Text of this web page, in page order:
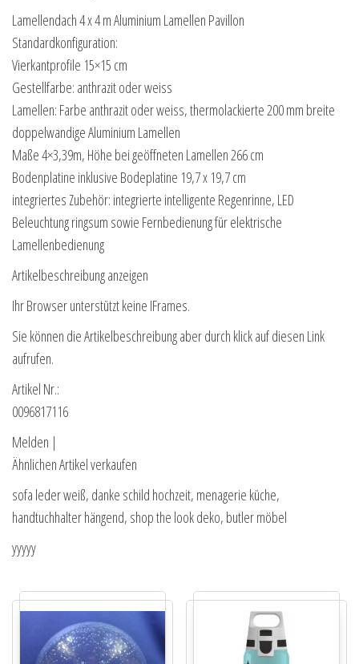
Lamellendach 4 x 4 m Aluminium Lamellen Pavillon
Standardkonfiguration:
Vierkantprofile 15×15 cm
Gestellfarbe: anthrazit oder weiss
Lamellen: Farbe anthrazit oder weiss, thermolackierte 200 mm breite
doppelwandige Aluminium Lamellen
Maße 4×3,39m, Höhe bei geöffneten Lamellen 266 cm
Bodenplatine inklusive Bodeplatine 19,7 x 19,7 cm
integriertes Zubehör: integrierte intelligente Regenrinne, LED
Beleuchtung ringsum sowie Fernbedienung für elektrische
Lamellenbedienung
Artikelbeschreibung anzeigen
Ihr Browser unterstützt keine IFrames.
Sie können die Artikelbeschreibung aber durch klick auf diesen Link
aufrufen.
Artikel Nr.:
0096817116
Melden |
Ähnlichen Artikel verkaufen
sofa leder weiß, danke schild hochzeit, menagerie küche,
handtuchhalter hängend, shop the look deko, butler möbel
yyyyy